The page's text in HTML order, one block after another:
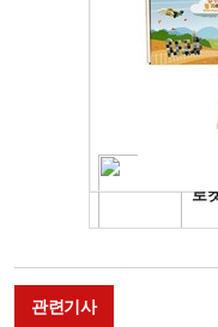
관련기사